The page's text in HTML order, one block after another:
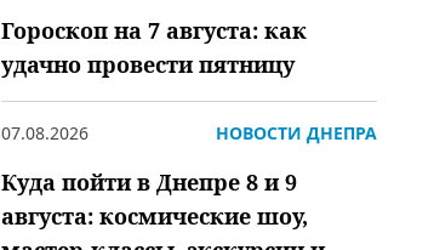
Гороскоп на 7 августа: как
удачно провести пятницу
07.08.2026 НОВОСТИ ДНЕПРА
Куда пойти в Днепре 8 и 9
августа: космические шоу,